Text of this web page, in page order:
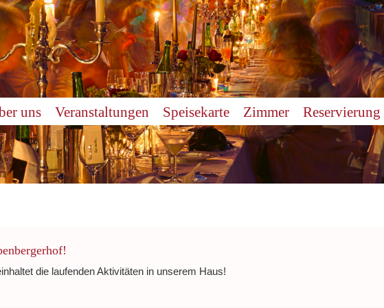
uns Veranstaltungen Speisekarte Zimmer Reservierung
die laufenden Aktivitäten in unserem Haus!